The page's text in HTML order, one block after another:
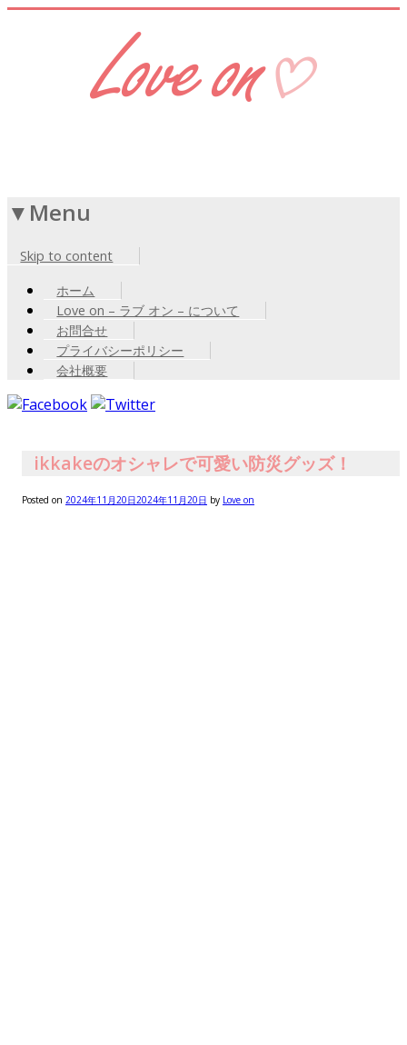
Menu
Skip to content
ホーム
Love on – ラブ オン – について
お問合せ
プライバシーポリシー
会社概要
ikkakeのオシャレで可愛い防災グッズ！
Posted on 2024年11月20日2024年11月20日 by Love on